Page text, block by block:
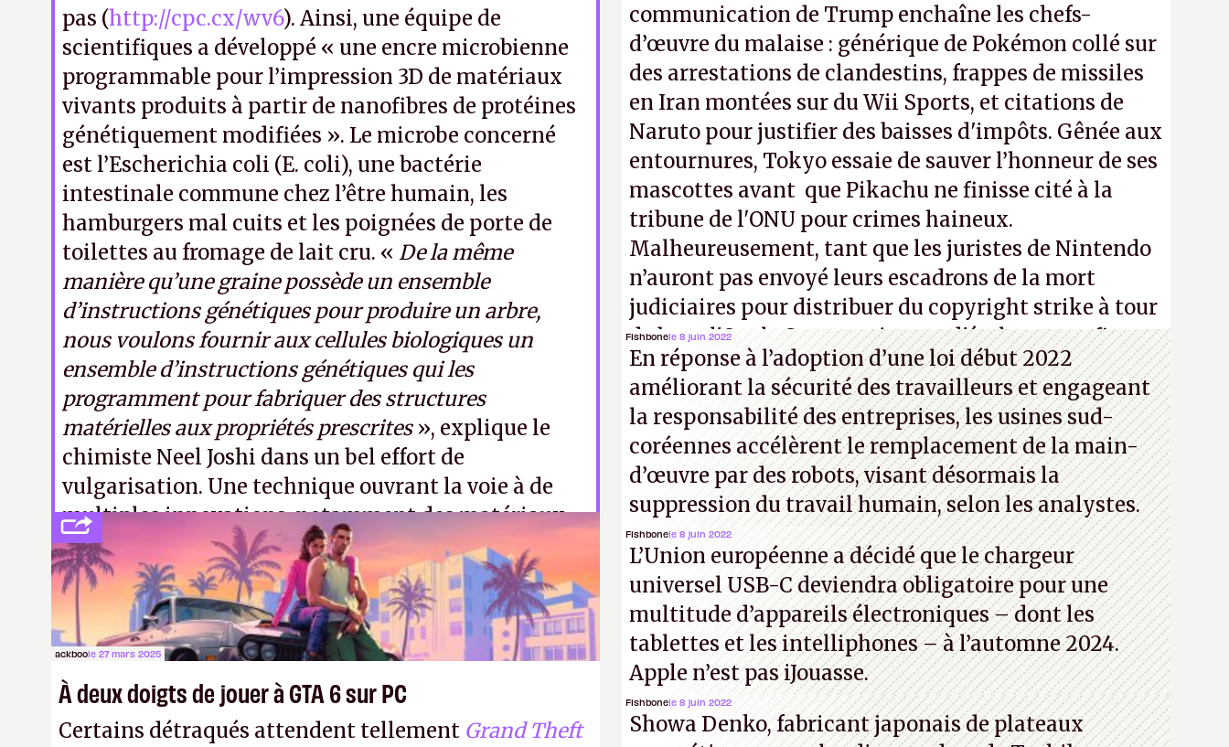
pas (http://cpc.cx/wv6). Ainsi, une équipe de
scientifiques a développé « une encre microbienne
programmable pour l’impression 3D de matériaux
vivants produits à partir de nanofibres de protéines
génétiquement modifiées ». Le microbe concerné
est l’Escherichia coli (E. coli), une bactérie
intestinale commune chez l’être humain, les
hamburgers mal cuits et les poignées de porte de
toilettes au fromage de lait cru. « De la même
manière qu’une graine possède un ensemble
d’instructions génétiques pour produire un arbre,
nous voulons fournir aux cellules biologiques un
ensemble d’instructions génétiques qui les
programment pour fabriquer des structures
matérielles aux propriétés prescrites», explique le
chimiste Neel Joshi dans un bel effort de
vulgarisation. Une technique ouvrant la voie à de
multiples innovations, notamment des matériaux
vivants anticancéreux ou encore « mangeurs » de
toxine BPA. (Crédit photo : Pexels - Tima
Miroshnichenko)
communication de Trump enchaîne les chefs-
d’œuvre du malaise : générique de Pokémon collé sur
des arrestations de clandestins, frappes de missiles
en Iran montées sur du Wii Sports, et citations de
Naruto pour justifier des baisses d'impôts. Gênée aux
entournures, Tokyo essaie de sauver l’honneur de ses
mascottes avant que Pikachu ne finisse cité à la
tribune de l'ONU pour crimes haineux.
Malheureusement, tant que les juristes de Nintendo
n’auront pas envoyé leurs escadrons de la mort
judiciaires pour distribuer du copyright strike à tour
de bras, l'Oncle Sam continuera d'étaler sa confiture
intellectuelle sur vos souvenirs d'enfance.P.
ackboole 27 mars 2025
À deux doigts de jouer à GTA 6 sur PC
Certains détraqués attendent tellement Grand Theft
Fishbonele 8 juin 2022
En réponse à l’adoption d’une loi début 2022
améliorant la sécurité des travailleurs et engageant
la responsabilité des entreprises, les usines sud-
coréennes accélèrent le remplacement de la main-
d’œuvre par des robots, visant désormais la
suppression du travail humain, selon les analystes.
Fishbonele 8 juin 2022
L’Union européenne a décidé que le chargeur
universel USB-C deviendra obligatoire pour une
multitude d’appareils électroniques – dont les
tablettes et les intelliphones – à l’automne 2024.
Apple n’est pas iJouasse.
Fishbonele 8 juin 2022
Showa Denko, fabricant japonais de plateaux